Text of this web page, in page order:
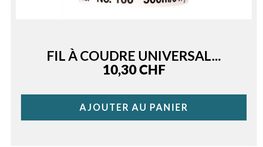
FIL À COUDRE UNIVERSAL...
Price
10,30 CHF
AJOUTER AU PANIER